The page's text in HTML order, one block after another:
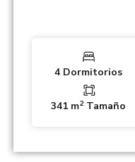
4 Dormitorios
341 m2Tamaño